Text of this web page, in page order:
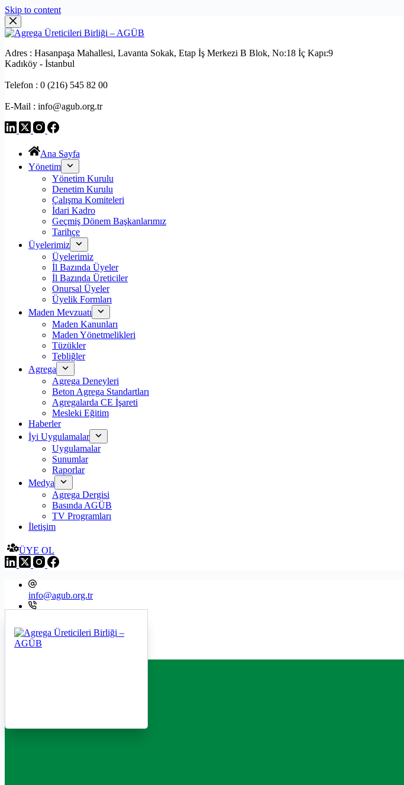
Skip to content
Adres : Hasanpaşa Mahallesi, Lavanta Sokak, Etap İş Merkezi B Blok, No:18 İç Kapı:9
Kadıköy - İstanbul
Telefon : 0 (216) 545 82 00
E-Mail : info@agub.org.tr
Ana Sayfa
Yönetim
Yönetim Kurulu
Denetim Kurulu
Çalışma Komiteleri
İdari Kadro
Geçmiş Dönem Başkanlarımız
Tarihçe
Üyelerimiz
Üyelerimiz
İl Bazında Üyeler
İl Bazında Üreticiler
Onursal Üyeler
Üyelik Formları
Maden Mevzuatı
Maden Kanunları
Maden Yönetmelikleri
Tüzükler
Tebliğler
Agrega
Agrega Deneyleri
Beton Agrega Standartları
Agregalarda CE İşareti
Mesleki Eğitim
Haberler
İyi Uygulamalar
Uygulamalar
Sunumlar
Raporlar
Medya
Agrega Dergisi
Basında AGÜB
TV Programları
İletişim
ÜYE OL
info@agub.org.tr